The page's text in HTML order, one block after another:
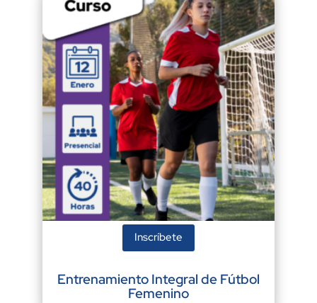
Inscríbete
Entrenamiento Integral de Fútbol
Femenino